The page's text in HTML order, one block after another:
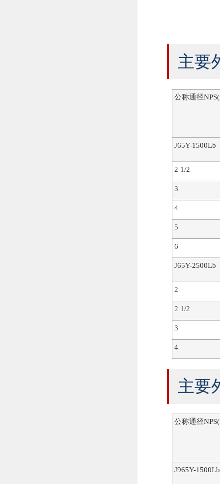
主要
公称通径
J65Y-1500Lb
2 1/2
3
4
5
6
J65Y-2500Lb
2
2 1/2
3
4
主要
公称通径
J965Y-1500Lb